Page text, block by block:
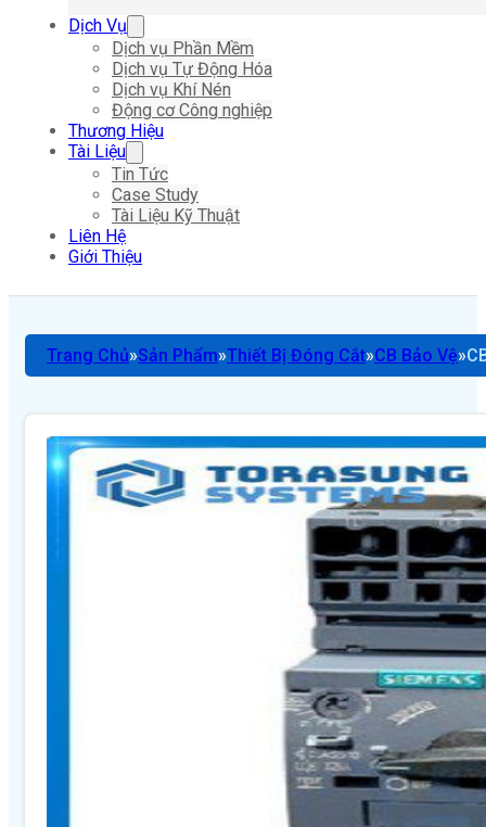
Dịch Vụ
Dịch vụ Phần Mềm
Dịch vụ Tự Động Hóa
Dịch vụ Khí Nén
Động cơ Công nghiệp
Thương Hiệu
Tài Liệu
Tin Tức
Case Study
Tài Liệu Kỹ Thuật
Liên Hệ
Giới Thiệu
Trang Chủ Sản Phẩm Thiết Bị Đóng Cắt CB Bảo Vệ